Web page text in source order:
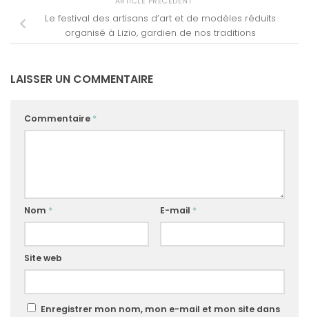
Le festival des artisans d’art et de modèles réduits
organisé à Lizio, gardien de nos traditions
LAISSER UN COMMENTAIRE
Commentaire *
Nom * E-mail *
Site web
Enregistrer mon nom, mon e-mail et mon site dans